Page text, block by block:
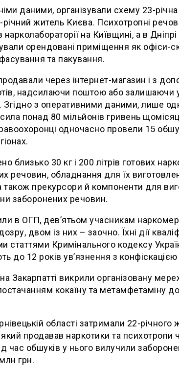
даними, організували схему 23-
житель Києва. Психотропні
на Київщині, а в Дніпрі
орендовані приміщення як офіси-
та пакування.
через інтернет-магазин і з
надсилаючи поштою або залишаючи
Згідно з оперативними даними, лише
понад 80 мільйонів гривень
одночасно провели 15
близько 30 кг і 200 літрів готових
речовин, обладнання для їх
також прекурсори й компоненти для
заборонених речовин.
в ОГП, дев’ятьом учасникам
двом із них – заочно. Їхні дії
статтями Кримінального кодексу
до 12 років ув’язнення з
Закарпатті викрили організовану
кокаїну та метамфетаміну до
області затримали 22-річного
продавав наркотики та психотропи
час обшуків у нього вилучили
грн.